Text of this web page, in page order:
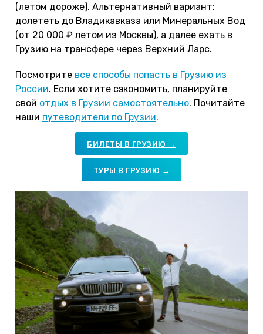
(летом дороже). Альтернативный вариант:
долететь до Владикавказа или Минеральных Вод
(от 20 000 ₽ летом из Москвы), а далее ехать в
Грузию на трансфере через Верхний Ларс.
Посмотрите все способы попасть в Грузию из
России. Если хотите сэкономить, планируйте
свой отдых в Грузии самостоятельно. Почитайте
наши путеводители по Грузии.
БИЛЕТЫ В ГРУЗИЮ →
ТУРЫ В ГРУЗИЮ →